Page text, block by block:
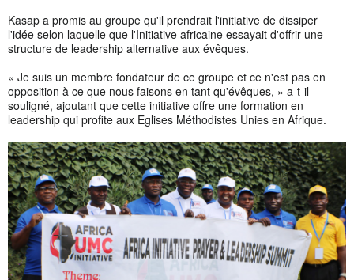
Kasap a promis au groupe qu'il prendrait l'initiative de dissiper
l'idée selon laquelle que l'Initiative africaine essayait d'offrir une
structure de leadership alternative aux évêques.
« Je suis un membre fondateur de ce groupe et ce n'est pas en
opposition à ce que nous faisons en tant qu'évêques, » a-t-il
souligné, ajoutant que cette initiative offre une formation en
leadership qui profite aux Eglises Méthodistes Unies en Afrique.